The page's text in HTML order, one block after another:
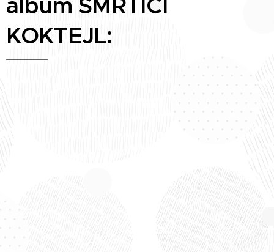
KOKTEJL: